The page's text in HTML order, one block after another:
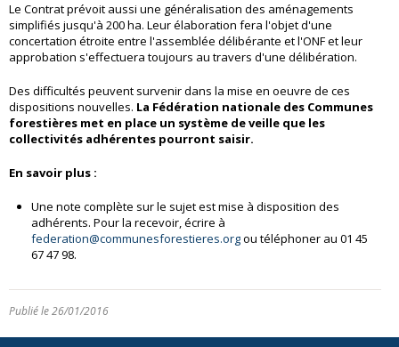
Le Contrat prévoit aussi une généralisation des aménagements
simplifiés jusqu'à 200 ha. Leur élaboration fera l'objet d'une
concertation étroite entre l'assemblée délibérante et l'ONF et leur
approbation s'effectuera toujours au travers d'une délibération.
Des difficultés peuvent survenir dans la mise en oeuvre de ces
dispositions nouvelles. La Fédération nationale des Communes
forestières met en place un système de veille que les
collectivités adhérentes pourront saisir.
En savoir plus :
Une note complète sur le sujet est mise à disposition des
adhérents. Pour la recevoir, écrire à
federation@communesforestieres.orgou téléphoner au 01 45
67 47 98.
Publié le 26/01/2016